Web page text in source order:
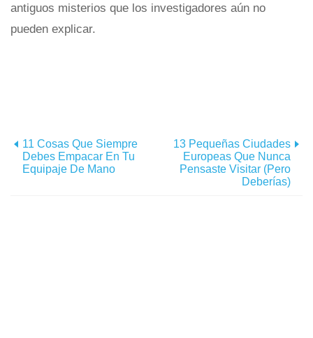
antiguos misterios que los investigadores aún no
pueden explicar.
11 Cosas Que Siempre
Debes Empacar En Tu
Equipaje De Mano
13 Pequeñas Ciudades
Europeas Que Nunca
Pensaste Visitar (pero
Deberías)